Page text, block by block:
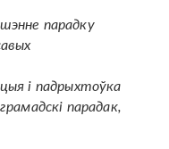
парадку
і падрыхтоўка
парадак,